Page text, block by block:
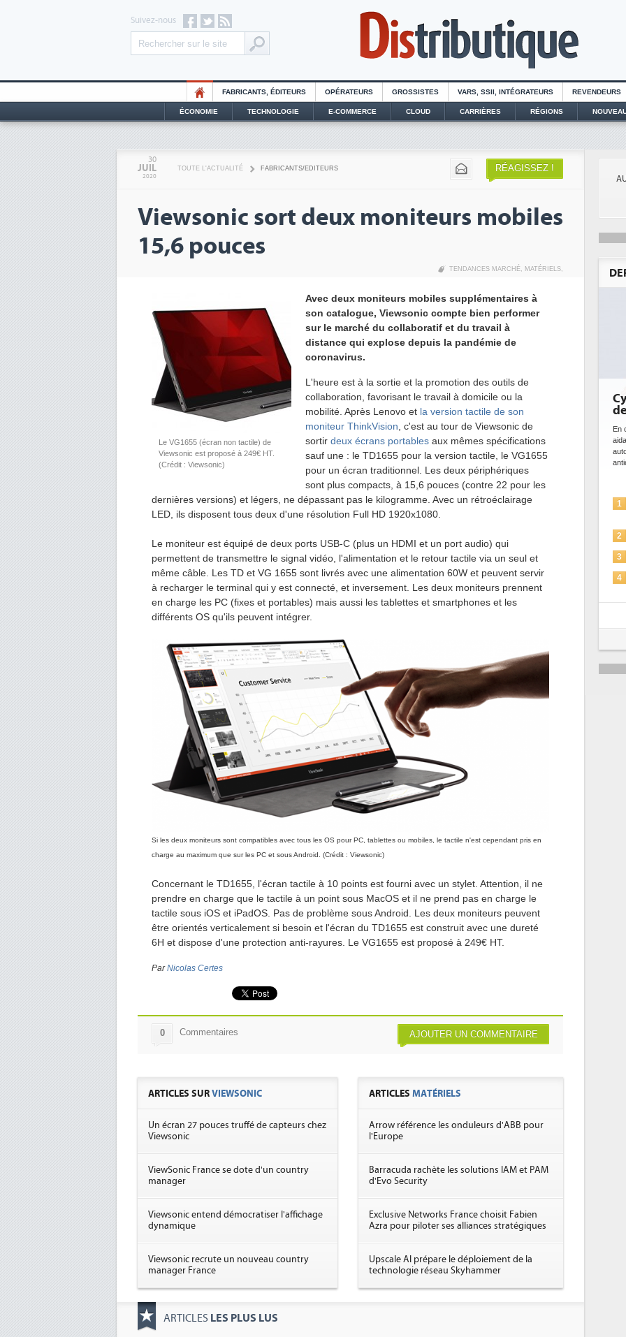
Suivez-nous
FABRICANTS, ÉDITEURS OPÉRATEURS GROSSISTES VARS, SSII, INTÉGRATEURS REVENDEURS
ÉCONOMIE TECHNOLOGIE E-COMMERCE CLOUD CARRIÈRES RÉGIONS
30
JUIL
2020
TOUTE L'ACTUALITÉ FABRICANTS/EDITEURS RÉAGISSEZ !
Viewsonic sort deux moniteurs mobiles
15,6 pouces
TENDANCES MARCHÉ, MATÉRIELS,
Le VG1655 (écran non tactile) de
Viewsonic est proposé à 249€ HT.
(Crédit : Viewsonic)
Avec deux moniteurs mobiles supplémentaires à
son catalogue, Viewsonic compte bien performer
sur le marché du collaboratif et du travail à
distance qui explose depuis la pandémie de
coronavirus.
L'heure est à la sortie et la promotion des outils de
collaboration, favorisant le travail à domicile ou la
mobilité. Après Lenovo et la version tactile de son
moniteur ThinkVision , c'est au tour de Viewsonic de
sortir deux écrans portables aux mêmes spécifications
sauf une : le TD1655 pour la version tactile, le VG1655
pour un écran traditionnel. Les deux périphériques
sont plus compacts, à 15,6 pouces (contre 22 pour les
dernières versions) et légers, ne dépassant pas le kilogramme. Avec un rétroéclairage
LED, ils disposent tous deux d'une résolution Full HD 1920x1080.
Le moniteur est équipé de deux ports USB-C (plus un HDMI et un port audio) qui
permettent de transmettre le signal vidéo, l'alimentation et le retour tactile via un seul et
même câble. Les TD et VG 1655 sont livrés avec une alimentation 60W et peuvent servir
à recharger le terminal qui y est connecté, et inversement. Les deux moniteurs prennent
en charge les PC (fixes et portables) mais aussi les tablettes et smartphones et les
différents OS qu'ils peuvent intégrer.
Si les deux moniteurs sont compatibles avec tous les OS pour PC, tablettes ou mobiles, le tactile n'est cependant pris en
charge au maximum que sur les PC et sous Android. (Crédit : Viewsonic)
Concernant le TD1655, l'écran tactile à 10 points est fourni avec un stylet. Attention, il ne
prendre en charge que le tactile à un point sous MacOS et il ne prend pas en charge le
tactile sous iOS et iPadOS. Pas de problème sous Android. Les deux moniteurs peuvent
être orientés verticalement si besoin et l'écran du TD1655 est construit avec une dureté
6H et dispose d'une protection anti-rayures. Le VG1655 est proposé à 249€ HT.
ParNicolas Certes
AJOUTER UN COMMENTAIRE
0 Commentaires
ARTICLES SURVIEWSONIC
Un écran 27 pouces truffé de capteurs chez
Viewsonic
ViewSonic France se dote d'un country
manager
Viewsonic entend démocratiser l'affichage
dynamique
Viewsonic recrute un nouveau country
manager France
ARTICLESMATÉRIELS
Arrow référence les onduleurs d'ABB pour
l'Europe
Barracuda rachète les solutions IAM et PAM
d'Evo Security
Exclusive Networks France choisit Fabien
Azra pour piloter ses alliances stratégiques
Upscale AI prépare le déploiement de la
technologie réseau Skyhammer
ARTICLES LES PLUS LUS
Cybersécurité, le double visage
de l'IA
En cybersécurité, l'IA joue un double rôle : le gentil en
aidant à détecter et à prévenir les menaces, à
automatiser les processus de sécurité, à simuler et
1
L'IA, déjà bien présente dans les
3 Sécuriser les IA par l'IA
4
IA et conformité : un défi crucial
pour les entreprises
Une IA de confiance pour une IA